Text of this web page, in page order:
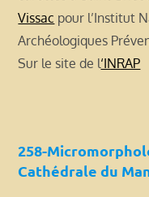
Vissac pour l’Institut
Archéologiques
Sur le site de l‘INRAP
258-
Cathédrale du